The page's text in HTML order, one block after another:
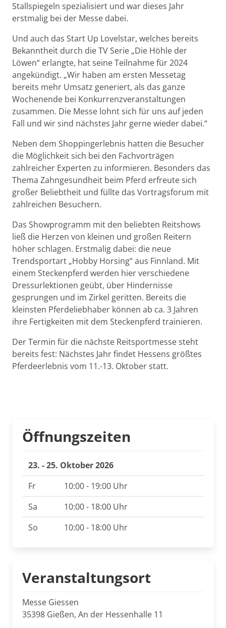
Stallspiegeln spezialisiert und war dieses Jahr
erstmalig bei der Messe dabei.
Und auch das Start Up Lovelstar, welches bereits
Bekanntheit durch die TV Serie „Die Höhle der
Löwen“ erlangte, hat seine Teilnahme für 2024
angekündigt. „Wir haben am ersten Messetag
bereits mehr Umsatz generiert, als das ganze
Wochenende bei Konkurrenzveranstaltungen
zusammen. Die Messe lohnt sich für uns auf jeden
Fall und wir sind nächstes Jahr gerne wieder dabei.“
Neben dem Shoppingerlebnis hatten die Besucher
die Möglichkeit sich bei den Fachvorträgen
zahlreicher Experten zu informieren. Besonders das
Thema Zahngesundheit beim Pferd erfreute sich
großer Beliebtheit und füllte das Vortragsforum mit
zahlreichen Besuchern.
Das Showprogramm mit den beliebten Reitshows
ließ die Herzen von kleinen und großen Reitern
höher schlagen. Erstmalig dabei: die neue
Trendsportart „Hobby Horsing“ aus Finnland. Mit
einem Steckenpferd werden hier verschiedene
Dressurlektionen geübt, über Hindernisse
gesprungen und im Zirkel geritten. Bereits die
kleinsten Pferdeliebhaber können ab ca. 3 Jahren
ihre Fertigkeiten mit dem Steckenpferd trainieren.
Der Termin für die nächste Reitsportmesse steht
bereits fest: Nächstes Jahr findet Hessens größtes
Pferdeerlebnis vom 11.-13. Oktober statt.
Öffnungszeiten
23. - 25. Oktober 2026
Fr
10:00 - 19:00 Uhr
Sa
10:00 - 18:00 Uhr
So
10:00 - 18:00 Uhr
Veranstaltungsort
Messe Giessen
35398 Gießen, An der Hessenhalle 11